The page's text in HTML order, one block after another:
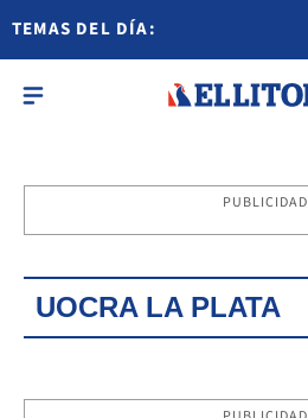
TEMAS DEL DÍA:
PUBLICIDAD
UOCRA LA PLATA